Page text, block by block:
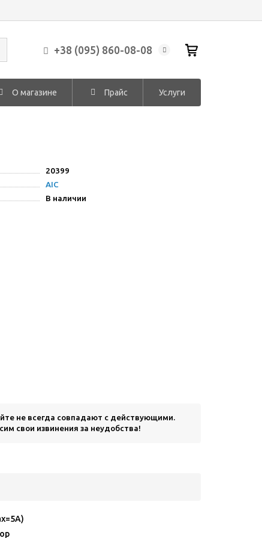
+38 (095) 860-08-08
О магазине Прайс Услуги
20399
AIC
В наличии
не всегда совпадают с действующими.
свои извинения за неудобства!